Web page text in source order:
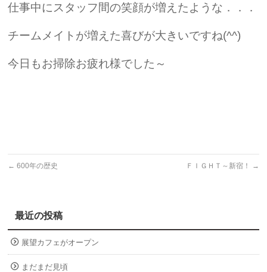
仕事中にスタッフ間の笑顔が増えたような．．．
チームメイトが増えた喜びが大きいですね(^^)
今日もお掃除お疲れ様でした～
← 600年の歴史 ＦＩＧＨＴ～新宿！ →
最近の投稿
展望カフェがオープン
まだまだ見頃